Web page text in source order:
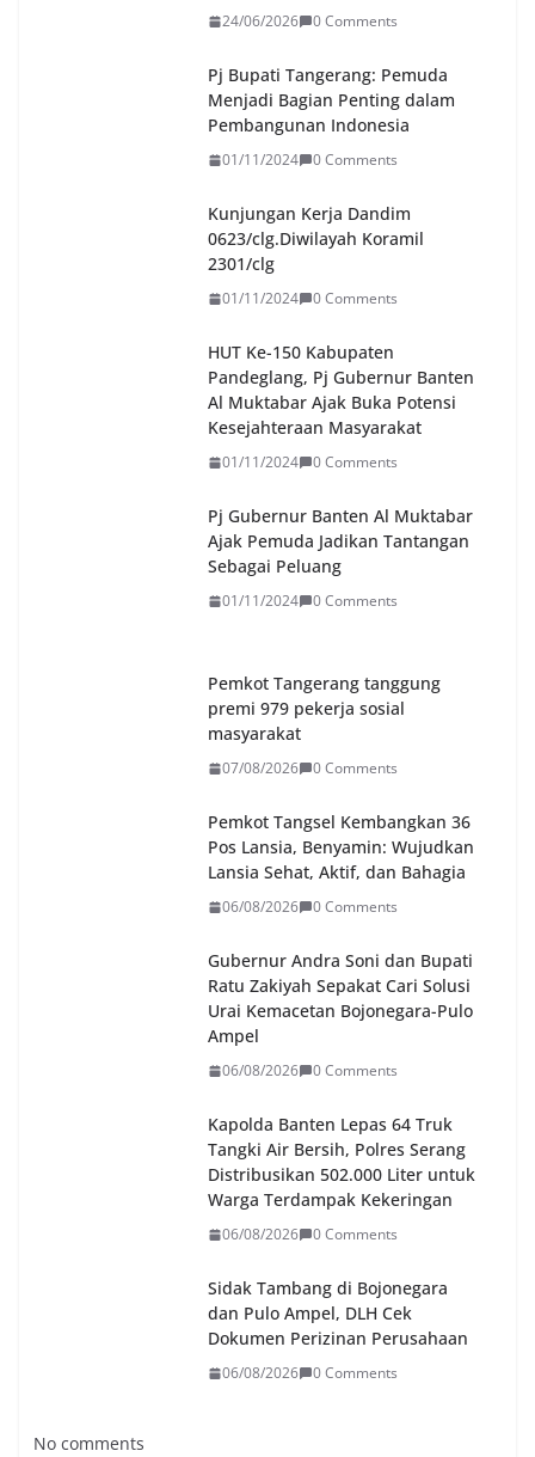
24/06/2026 0 Comments
Pj Bupati Tangerang: Pemuda
Menjadi Bagian Penting dalam
Pembangunan Indonesia
01/11/2024 0 Comments
Kunjungan Kerja Dandim
0623/clg.Diwilayah Koramil
2301/clg
01/11/2024 0 Comments
HUT Ke-150 Kabupaten
Pandeglang, Pj Gubernur Banten
Al Muktabar Ajak Buka Potensi
Kesejahteraan Masyarakat
01/11/2024 0 Comments
Pj Gubernur Banten Al Muktabar
Ajak Pemuda Jadikan Tantangan
Sebagai Peluang
01/11/2024 0 Comments
Pemkot Tangerang tanggung
premi 979 pekerja sosial
masyarakat
07/08/2026 0 Comments
Pemkot Tangsel Kembangkan 36
Pos Lansia, Benyamin: Wujudkan
Lansia Sehat, Aktif, dan Bahagia
06/08/2026 0 Comments
Gubernur Andra Soni dan Bupati
Ratu Zakiyah Sepakat Cari Solusi
Urai Kemacetan Bojonegara-Pulo
Ampel
06/08/2026 0 Comments
Kapolda Banten Lepas 64 Truk
Tangki Air Bersih, Polres Serang
Distribusikan 502.000 Liter untuk
Warga Terdampak Kekeringan
06/08/2026 0 Comments
Sidak Tambang di Bojonegara
dan Pulo Ampel, DLH Cek
Dokumen Perizinan Perusahaan
06/08/2026 0 Comments
No comments